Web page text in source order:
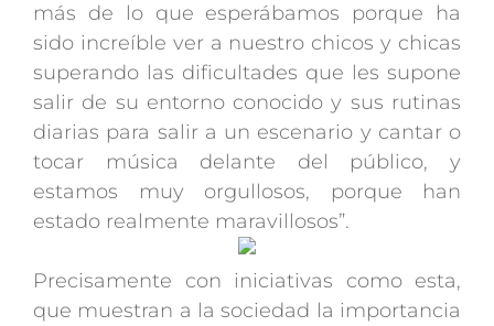
más de lo que esperábamos porque ha
sido increíble ver a nuestro chicos y chicas
superando las dificultades que les supone
salir de su entorno conocido y sus rutinas
diarias para salir a un escenario y cantar o
tocar música delante del público, y
estamos muy orgullosos, porque han
estado realmente maravillosos”.
Precisamente con iniciativas como esta,
que muestran a la sociedad la importancia